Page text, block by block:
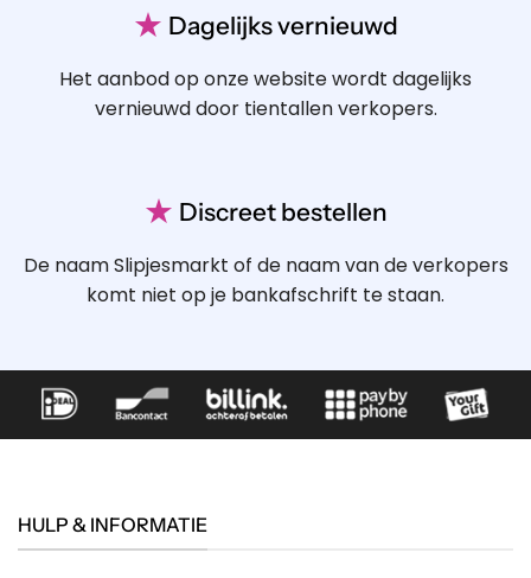
★ Dagelijks vernieuwd
Het aanbod op onze website wordt dagelijks
vernieuwd door tientallen verkopers.
★ Discreet bestellen
De naam Slipjesmarkt of de naam van de verkopers
komt niet op je bankafschrift te staan.
HULP & INFORMATIE